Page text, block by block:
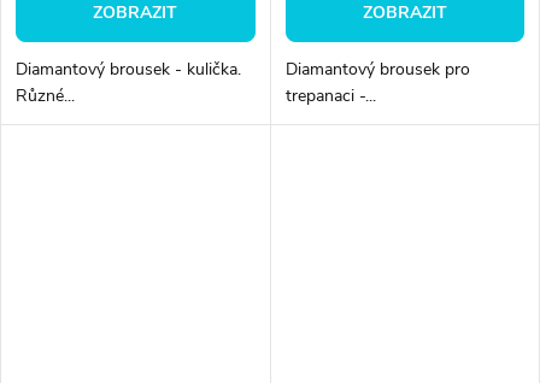
ZOBRAZIT
Diamantový brousek - kulička.
Různé...
ZOBRAZIT
Diamantový brousek pro
trepanaci -...